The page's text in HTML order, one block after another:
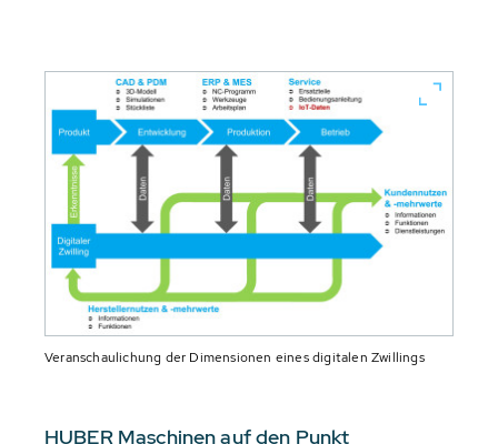
Veranschaulichung der Dimensionen eines digitalen Zwillings
HUBER Maschinen auf den Punkt